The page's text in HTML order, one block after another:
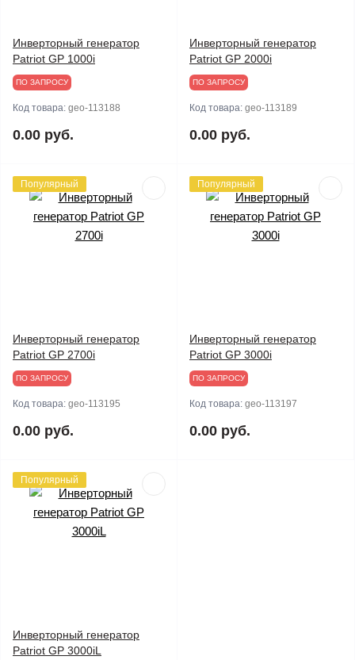
Инверторный генератор
Patriot GP 1000i
ПО ЗАПРОСУ
Код товара: geo-113188
0.00 руб.
Инверторный генератор
Patriot GP 2000i
ПО ЗАПРОСУ
Код товара: geo-113189
0.00 руб.
Популярный
Инверторный генератор
Patriot GP 2700i
ПО ЗАПРОСУ
Код товара: geo-113195
0.00 руб.
Популярный
Инверторный генератор
Patriot GP 3000i
ПО ЗАПРОСУ
Код товара: geo-113197
0.00 руб.
Популярный
Инверторный генератор
Patriot GP 3000iL